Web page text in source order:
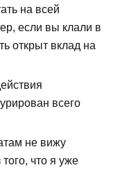
на всей
если вы клали в
открыт вклад на
всего
не вижу
что я уже